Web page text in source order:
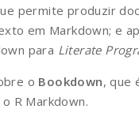
permite produzir
em Markdown; e
para Literate
o Bookdown, que
R Markdown.